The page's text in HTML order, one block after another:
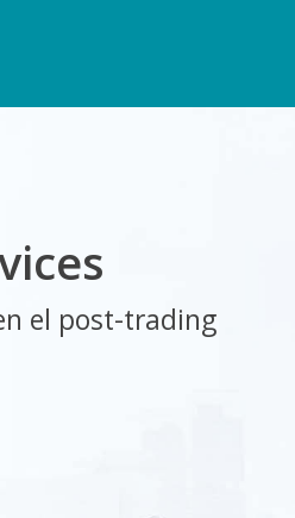
el post-trading